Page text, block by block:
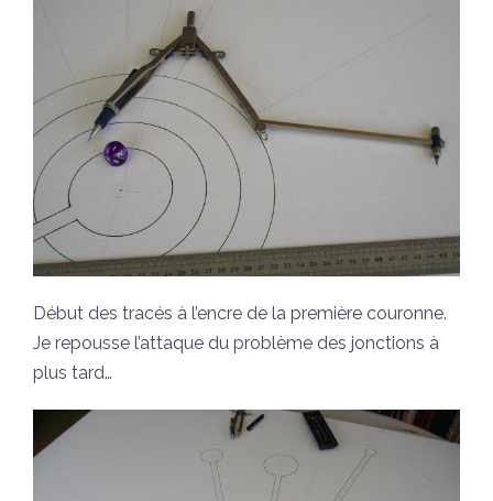
Début des tracés à l’encre de la première couronne.
Je repousse l’attaque du problème des jonctions à
plus tard…